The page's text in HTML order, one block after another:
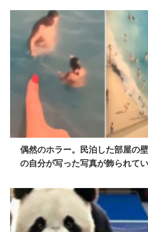
偶然のホラー。民泊した部屋の
の自分が写った写真が飾られて